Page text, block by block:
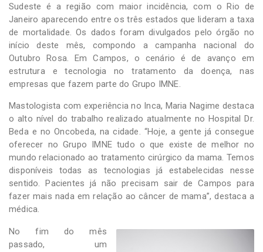
Sudeste é a região com maior incidência, com o Rio de
Janeiro aparecendo entre os três estados que lideram a taxa
de mortalidade. Os dados foram divulgados pelo órgão no
início deste mês, compondo a campanha nacional do
Outubro Rosa. Em Campos, o cenário é de avanço em
estrutura e tecnologia no tratamento da doença, nas
empresas que fazem parte do Grupo IMNE.
Mastologista com experiência no Inca, Maria Nagime destaca
o alto nível do trabalho realizado atualmente no Hospital Dr.
Beda e no Oncobeda, na cidade. “Hoje, a gente já consegue
oferecer no Grupo IMNE tudo o que existe de melhor no
mundo relacionado ao tratamento cirúrgico da mama. Temos
disponíveis todas as tecnologias já estabelecidas nesse
sentido. Pacientes já não precisam sair de Campos para
fazer mais nada em relação ao câncer de mama”, destaca a
médica.
No fim do mês
passado, um